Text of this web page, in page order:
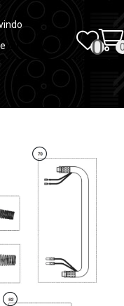
| Loja ESAB
clicando
0